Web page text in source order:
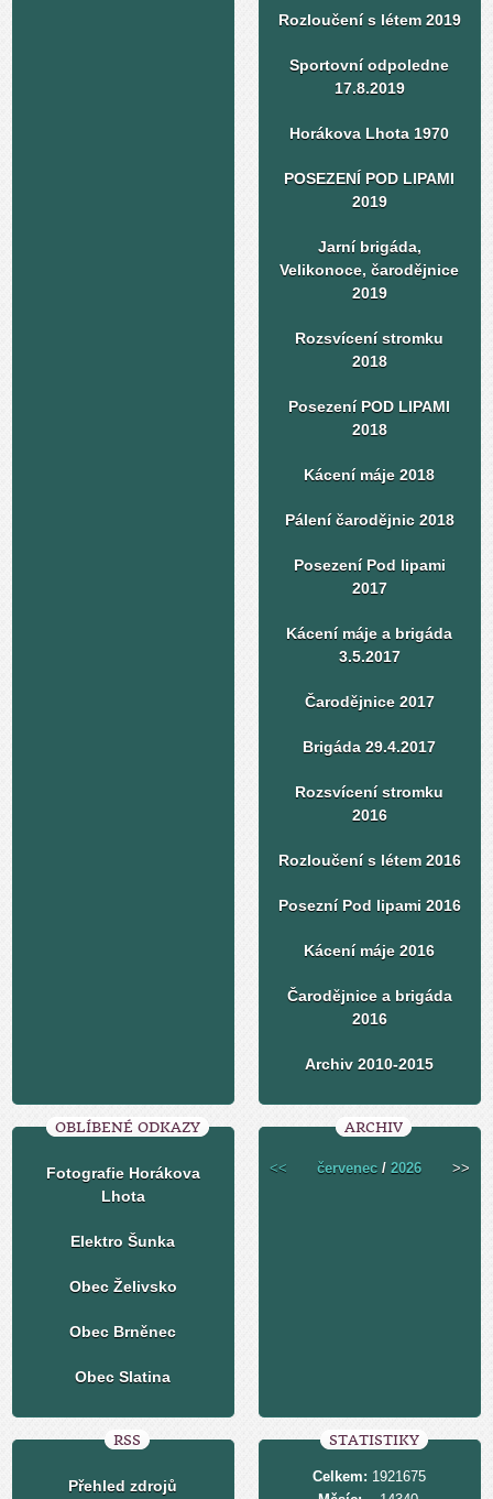
Rozloučení s létem 2019
Sportovní odpoledne
17.8.2019
Horákova Lhota 1970
POSEZENÍ POD LIPAMI
2019
Jarní brigáda,
Velikonoce, čarodějnice
2019
Rozsvícení stromku
2018
Posezení POD LIPAMI
2018
Kácení máje 2018
Pálení čarodějnic 2018
Posezení Pod lipami
2017
Kácení máje a brigáda
3.5.2017
Čarodějnice 2017
Brigáda 29.4.2017
Rozsvícení stromku
2016
Rozloučení s létem 2016
Posezní Pod lipami 2016
Kácení máje 2016
Čarodějnice a brigáda
2016
Archiv 2010-2015
OBLÍBENÉ ODKAZY
Fotografie Horákova
Lhota
Elektro Šunka
Obec Želivsko
Obec Brněnec
Obec Slatina
ARCHIV
<< červenec /2026 >>
RSS
Přehled zdrojů
STATISTIKY
Celkem: 1921675